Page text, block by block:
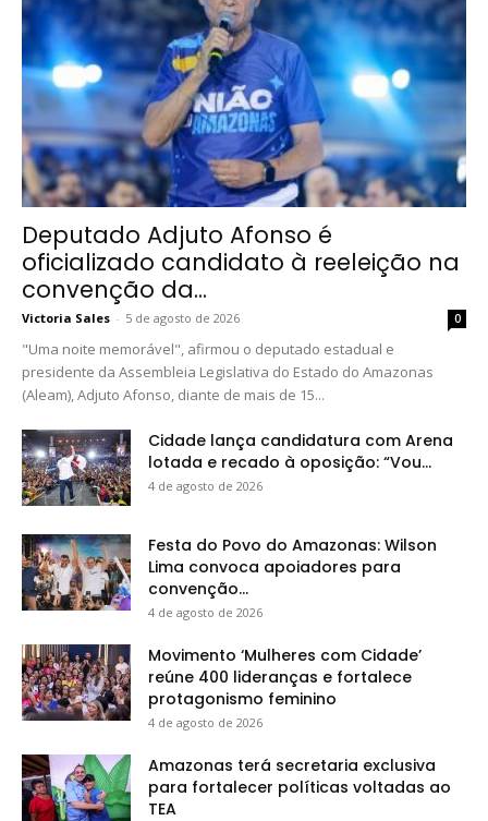
Deputado Adjuto Afonso é
oficializado candidato à reeleição na
convenção da...
Victoria Sales - 5 de agosto de 2026 0
"Uma noite memorável", afirmou o deputado estadual e
presidente da Assembleia Legislativa do Estado do Amazonas
(Aleam), Adjuto Afonso, diante de mais de 15...
Cidade lança candidatura com Arena
lotada e recado à oposição: “Vou...
4 de agosto de 2026
Festa do Povo do Amazonas: Wilson
Lima convoca apoiadores para
convenção...
4 de agosto de 2026
Movimento ‘Mulheres com Cidade’
reúne 400 lideranças e fortalece
protagonismo feminino
4 de agosto de 2026
Amazonas terá secretaria exclusiva
para fortalecer políticas voltadas ao
TEA